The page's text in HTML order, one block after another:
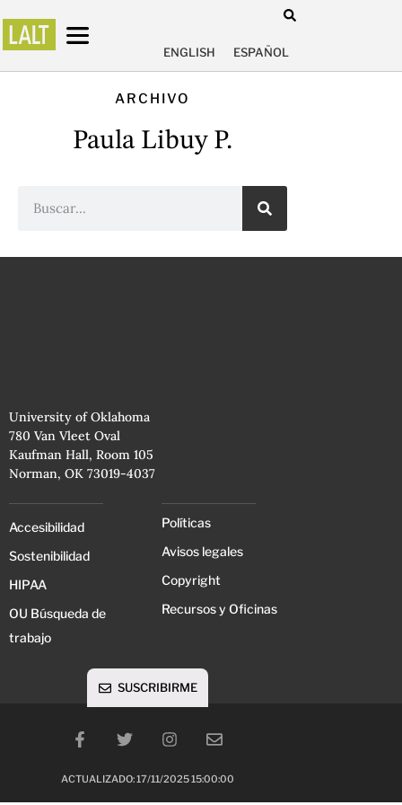
ENGLISH ESPAÑOL
ARCHIVO
Paula Libuy P.
University of Oklahoma
780 Van Vleet Oval
Kaufman Hall, Room 105
Norman, OK 73019-4037
Accesibilidad
Sostenibilidad
HIPAA
OU Búsqueda de
trabajo
Políticas
Avisos legales
Copyright
Recursos y Oficinas
ACTUALIZADO: 17/11/2025 15:00:00
SUSCRIBIRME